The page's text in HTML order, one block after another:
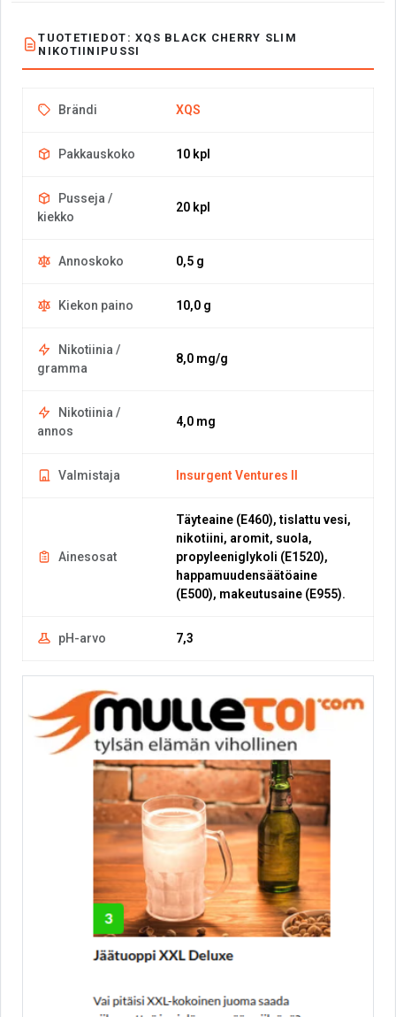
TUOTETIEDOT: XQS BLACK CHERRY SLIM
NIKOTIINIPUSSI
Brändi XQS
Pakkauskoko 10 kpl
Pusseja /
kiekko
20 kpl
Annoskoko 0,5 g
Kiekon paino 10,0 g
Nikotiinia /
gramma
8,0 mg/g
Nikotiinia /
annos
4,0 mg
Valmistaja Insurgent Ventures II
Ainesosat
Täyteaine (E460), tislattu vesi,
nikotiini, aromit, suola,
propyleeniglykoli (E1520),
happamuudensäätöaine
(E500), makeutusaine (E955).
pH-arvo 7,3